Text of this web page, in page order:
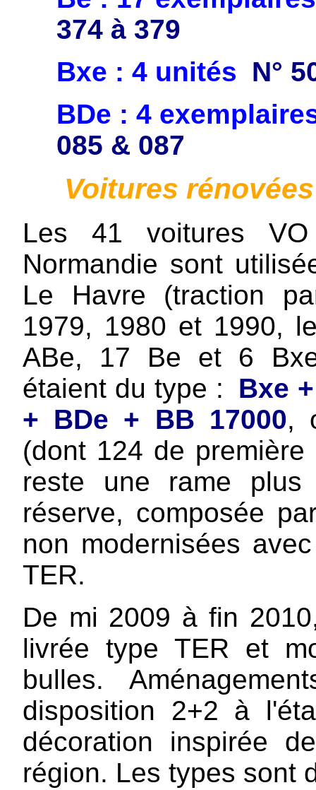
374 à 379
Bxe : 4 unités N°
BDe : 4
085 & 087
Voitures
Les 41 voitures
Normandie sont
Le Havre (traction
1979, 1980 et 1990,
ABe, 17 Be et 6
étaient du type :
Bxe
+ BDe + BB 17000,
(dont 124 de
reste une rame
réserve, composée
non modernisées
TER.
De mi 2009 à fin
livrée type TER et
bulles.
disposition 2+2 à
décoration inspirée
région. Les types sont